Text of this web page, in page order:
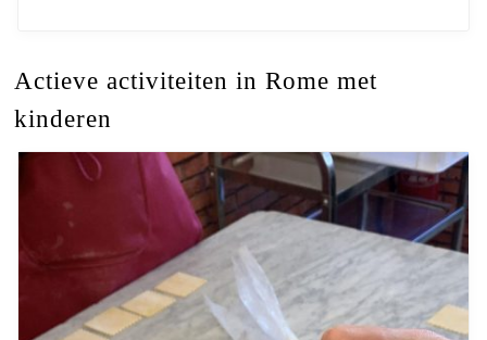
Actieve activiteiten in Rome met
kinderen